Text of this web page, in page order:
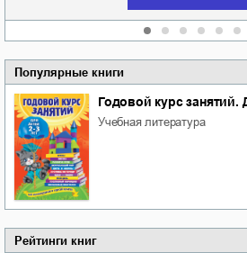
Популярные книги
Годовой курс занятий.
учебная литература
Рейтинги книг